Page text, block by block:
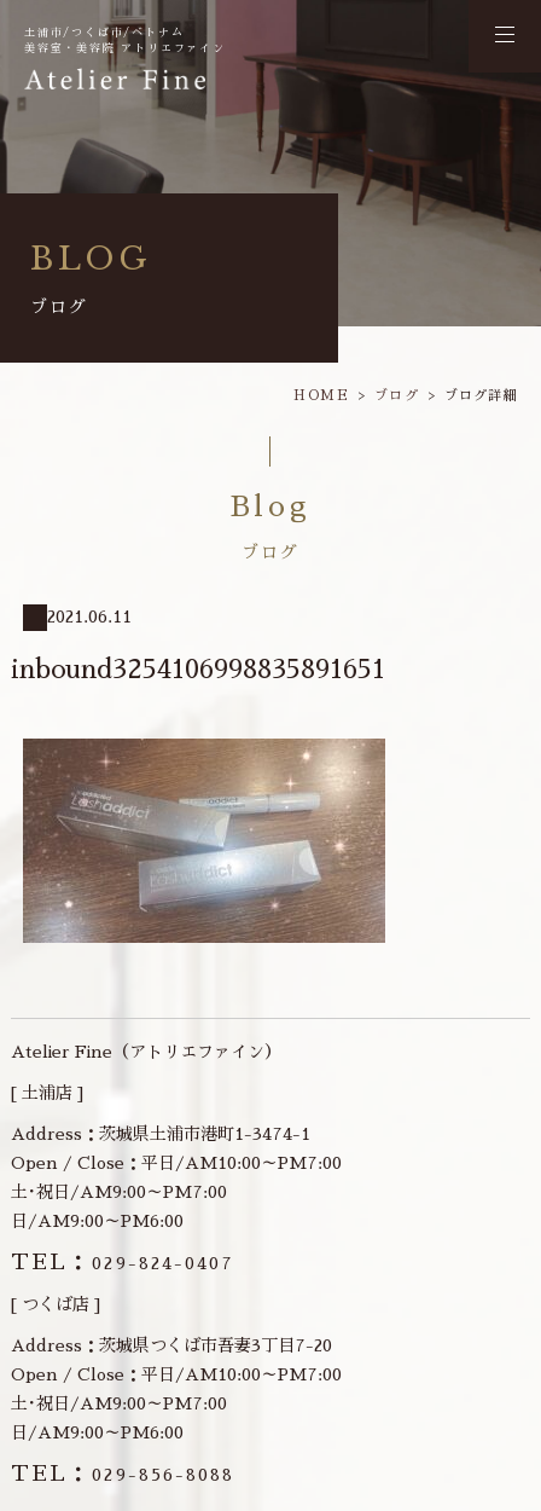
土浦市/つくば市/ベトナム
美容室・美容院 アトリエファイン
BLOG
ブログ
HOME ブログ ブログ詳細
Blog
ブログ
2021.06.11
inbound3254106998835891651
Atelier Fine（アトリエファイン）
[ 土浦店 ]
Address：茨城県土浦市港町1-3474-1
Open / Close：平日/AM10:00～PM7:00
土･祝日/AM9:00～PM7:00
日/AM9:00～PM6:00
TEL：029-824-0407
[ つくば店 ]
Address：茨城県つくば市吾妻3丁目7-20
Open / Close：平日/AM10:00～PM7:00
土･祝日/AM9:00～PM7:00
日/AM9:00～PM6:00
TEL：029-856-8088